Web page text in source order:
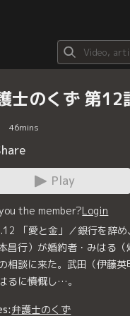
士のくず 第12
46mins
Play
the member?Login
「愛と金」／銀行を辞
昌行）が婚約者・みはる
相談に来た。武田（伊藤
るに憤慨し…。
弁護士のくず